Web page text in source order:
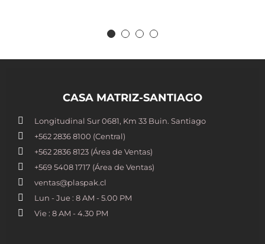
CASA MATRIZ-SANTIAGO
Longitudinal Sur 0681, Km 33 Buin. Santiago
+562 2836 8100​ (Central)
+562 2836 8123 (Área de Ventas)
+569 5408 1717 (Área de Ventas)
ventas@plaspak.cl
Lun - Jue : 8 AM - 5.00 PM
Vie : 8 AM - 4.30 PM